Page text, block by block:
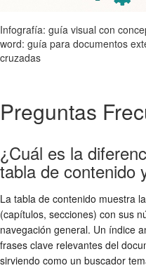
Infografía: guía visual con
word: guía para documentos
cruzadas
Preguntas
¿Cuál es la
tabla de contenido
La tabla de contenido muestra
(capítulos, secciones) con sus
navegación general. Un índice
frases clave relevantes del
sirviendo como un buscador